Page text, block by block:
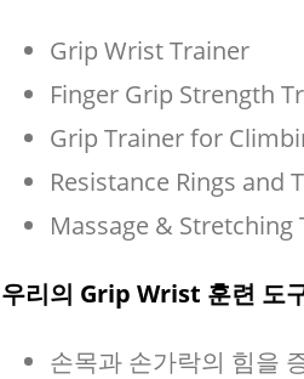
Grip Wrist Trainer
Finger Grip Strength
Grip Trainer for
Resistance Rings and
Massage & Stretching
우리의 Grip Wrist 훈련 도
손목과 손가락의 힘을